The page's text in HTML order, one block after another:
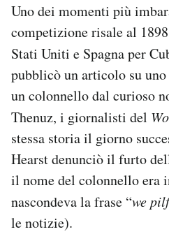
Uno dei momenti più
competizione risale al
Stati Uniti e Spagna per
pubblicò un articolo su
un colonnello dal curioso
Thenuz, i giornalisti del
stessa storia il giorno
Hearst denunciò il furto
il nome del colonnello era
nascondeva la frase “we
le notizie).